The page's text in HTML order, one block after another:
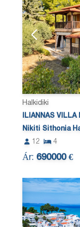
Halkidiki
ILIANNAS VILLA
Nikiti Sithonia
12
4
Ár: 690000 €